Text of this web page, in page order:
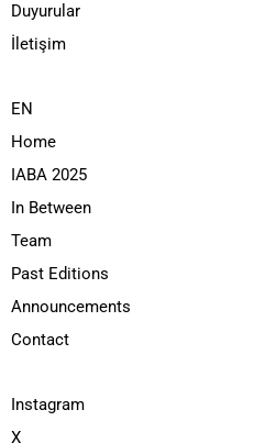
Duyurular
İletişim
EN
Home
IABA 2025
In Between
Team
Past Editions
Announcements
Contact
Instagram
X